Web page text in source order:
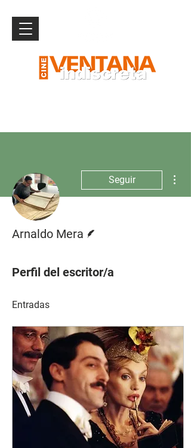
Seguir
Arnaldo Mera
Perfil del escritor/a
Entradas